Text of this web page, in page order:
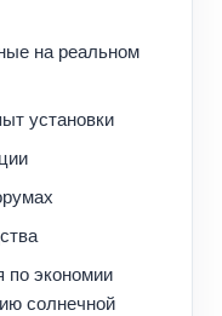
на реальном
установки
по экономии
солнечной